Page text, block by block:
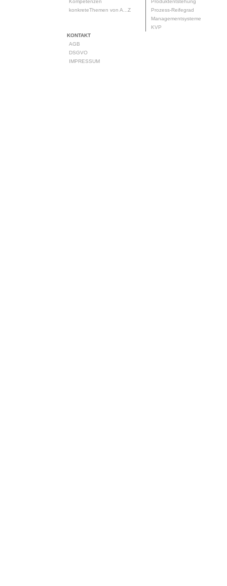
Kompetenzen
konkreteThemen von A...Z
Produktentstehung
Prozess-Reifegrad
Managementsysteme
KVP
KONTAKT
AGB
DSGVO
IMPRESSUM